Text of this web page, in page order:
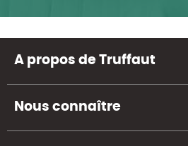
A propos de Truffaut
Nous connaître